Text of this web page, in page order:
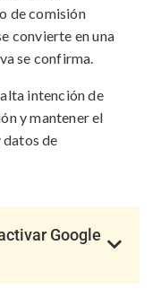
de comisión
convierte en una
se confirma.
intención de
y mantener el
de
Google